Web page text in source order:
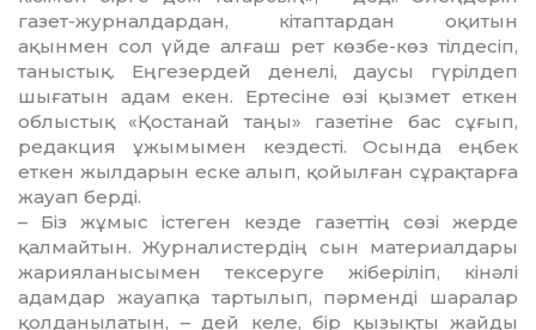
газет-журналдардан, кітаптардан оқитын
ақынмен сол үйде алғаш рет көзбе-көз тілдесіп,
таныстық. Еңгезердей денелі, даусы гүрілдеп
шығатын адам екен. Ертесіне өзі қызмет еткен
облыстық «Қостанай таңы» газетіне бас сұ­ғып,
редакция ұжымымен кездесті. Осында еңбек
еткен жылдарын еске алып, қойылған сұрақтарға
жауап берді.
– Біз жұмыс істеген кезде га­зет­тің сөзі жерде
қалмайтын. Жур­налистердің сын материалдары
жарияланысымен тексеруге жібері­ліп, кінәлі
адамдар жауапқа тарты­лып, пәрменді шаралар
қолданыла­тын, – дей келе, бір қызықты жай­ды